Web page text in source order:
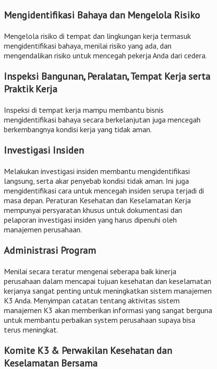
Mengidentifikasi Bahaya dan Mengelola Risiko
Mengelola risiko di tempat dan lingkungan kerja termasuk
mengidentifikasi bahaya, menilai risiko yang ada, dan
mengendalikan risiko untuk mencegah pekerja Anda dari cedera.
Inspeksi Bangunan, Peralatan, Tempat Kerja serta
Praktik Kerja
Inspeksi di tempat kerja mampu membantu bisnis
mengidentifikasi bahaya secara berkelanjutan juga mencegah
berkembangnya kondisi kerja yang tidak aman.
Investigasi Insiden
Melakukan investigasi insiden membantu mengidentifikasi
langsung, serta akar penyebab kondisi tidak aman. Ini juga
mengidentifikasi cara untuk mencegah insiden serupa terjadi di
masa depan. Peraturan Kesehatan dan Keselamatan Kerja
mempunyai persyaratan khusus untuk dokumentasi dan
pelaporan investigasi insiden yang harus dipenuhi oleh
manajemen perusahaan.
Administrasi Program
Menilai secara teratur mengenai seberapa baik kinerja
perusahaan dalam mencapai tujuan kesehatan dan keselamatan
kerjanya sangat penting untuk meningkatkan sistem manajemen
K3 Anda. Menyimpan catatan tentang aktivitas sistem
manajemen K3 akan memberikan informasi yang sangat berguna
untuk membantu perbaikan system perusahaan supaya bisa
terus meningkat.
Komite K3 & Perwakilan Kesehatan dan
Keselamatan Bersama